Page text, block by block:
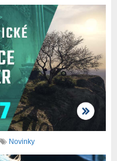
Novinky